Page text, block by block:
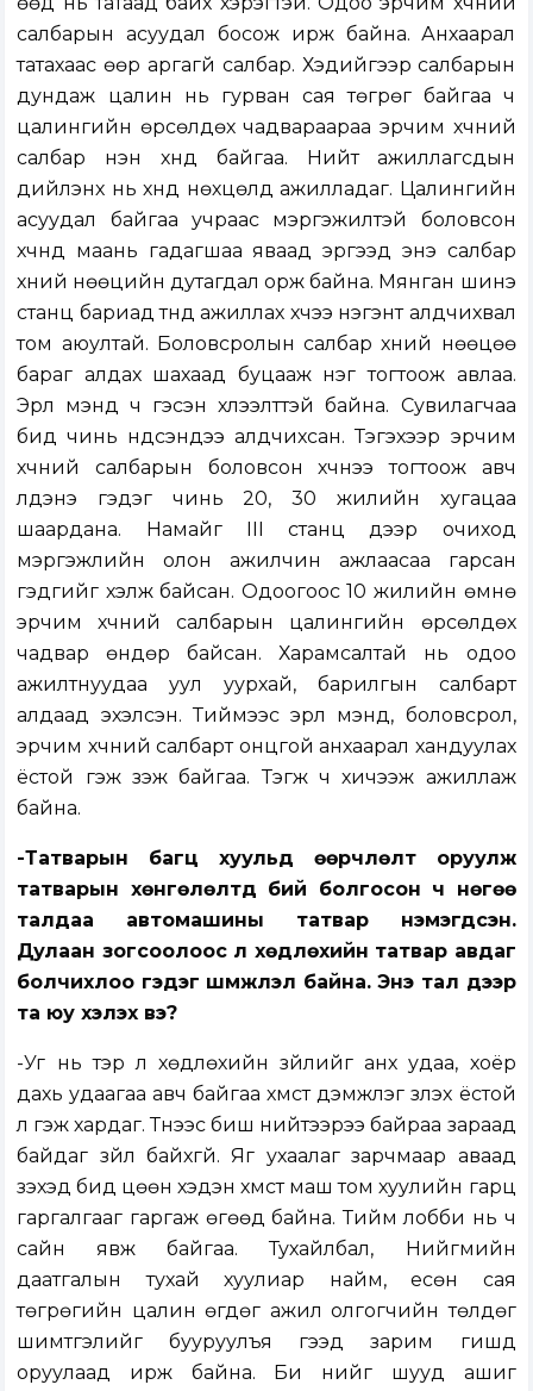
салбарын асуудал босож ирж байна. Анхаарал
татахаас өөр аргагүй салбар. Хэдийгээр салбарын
дундаж цалин нь гурван сая төгрөг байгаа ч
цалингийн өрсөлдөх чадвараараа эрчим хүчний
салбар нэн хүнд байгаа. Нийт ажиллагсдын
дийлэнх нь хүнд нөхцөлд ажилладаг. Цалингийн
асуудал байгаа учраас мэргэжилтэй боловсон
хүчнүүд маань гадагшаа яваад эргээд энэ салбар
хүний нөөцийн дутагдал орж байна. Мянган шинэ
станц бариад түүнд ажиллах хүчээ нэгэнт алдчихвал
том аюултай. Боловсролын салбар хүний нөөцөө
бараг алдах шахаад буцааж нэг тогтоож авлаа.
Эрүүл мэнд ч гэсэн хүлээлттэй байна. Сувилагчаа
бид чинь үндсэндээ алдчихсан. Тэгэхээр эрчим
хүчний салбарын боловсон хүчнээ тогтоож авч
үлдэнэ гэдэг чинь 20, 30 жилийн хугацаа
шаардана. Намайг III станц дээр очиход
мэргэжлийн олон ажилчин ажлаасаа гарсан
гэдгийг хэлж байсан. Одоогоос 10 жилийн өмнө
эрчим хүчний салбарын цалингийн өрсөлдөх
чадвар өндөр байсан. Харамсалтай нь одоо
ажилтнуудаа уул уурхай, барилгын салбарт
алдаад эхэлсэн. Тиймээс эрүүл мэнд, боловсрол,
эрчим хүчний салбарт онцгой анхаарал хандуулах
ёстой гэж үзэж байгаа. Тэгж ч хичээж ажиллаж
байна.
-Татварын багц хуульд өөрчлөлт оруулж
татварын хөнгөлөлтүүд бий болгосон ч нөгөө
талдаа автомашины татвар нэмэгдсэн.
Дулаан зогсоолоос үл хөдлөхийн татвар авдаг
болчихлоо гэдэг шүүмжлэл байна. Энэ тал дээр
та юу хэлэх вэ?
-Уг нь тэр үл хөдлөхийн зүйлийг анх удаа, хоёр
дахь удаагаа авч байгаа хүмүүст дэмжлэг үзүүлэх ёстой
л гэж хардаг. Түүнээс биш нийтээрээ байраа зараад
байдаг зүйл байхгүй. Яг ухаалаг зарчмаар аваад
үзэхэд бид цөөн хэдэн хүмүүст маш том хуулийн гарц
гаргалгааг гаргаж өгөөд байна. Тийм лобби нь ч
сайн явж байгаа. Тухайлбал, Нийгмийн
даатгалын тухай хуулиар найм, есөн сая
төгрөгийн цалин өгдөг ажил олгогчийн төлдөг
шимтгэлийг бууруулъя гээд зарим гишүүд
оруулаад ирж байна. Би үүнийг шууд ашиг